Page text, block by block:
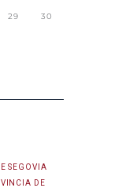
29 30
SEGOVIA
DE